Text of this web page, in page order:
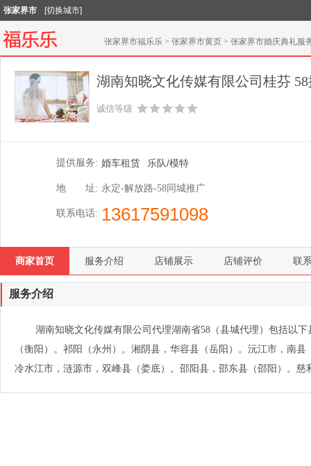
张家界市 [切换城市]
张家界市福乐乐 > 张家界市黄页 > 张家界市婚庆典礼服
湖南知晓文化传媒有限公司桂芬
诚信等级
提供服务: 婚车租赁 乐队/模特
地 址: 永定-解放路-58同城推广
联系电话: 13617591098
商家首页 服务介绍 店铺展示 店铺评价 联
服务介绍
湖南知晓文化传媒有限公司代理湖南省58（县城代理）包括以
（衡阳）。祁阳（永州）。湘阴县，华容县（岳阳）。沅江市，南
冷水江市，涟源市，双峰县（娄底）。邵阳县，邵东县（邵阳）。慈